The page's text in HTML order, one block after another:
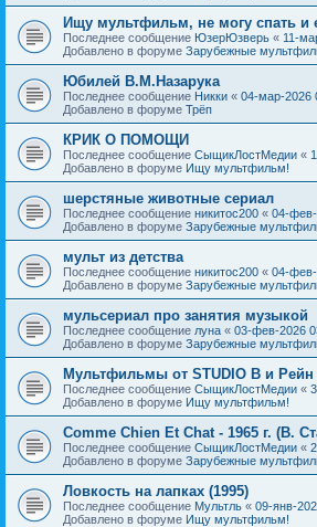
Ищу мультфильм, не могу спать и
Последнее сообщение ЮзерЮзверь « 11-
Добавлено в форуме Зарубежные
Юбилей В.М.Назарука
Последнее сообщение Никки « 04-мар-2026
Добавлено в форуме Трёп
КРИК О ПОМОЩИ
Последнее сообщение СыщикЛостМедии «
Добавлено в форуме Ищу мультфильм!
шерстяные животные сериал
Последнее сообщение никитос200 « 04-
Добавлено в форуме Зарубежные
мульт из детства
Последнее сообщение никитос200 « 04-
Добавлено в форуме Зарубежные
мульсериал про занятия музыкой
Последнее сообщение луна « 03-фев-2026
Добавлено в форуме Зарубежные
Мультфильмы от STUDIO B и Рейн
Последнее сообщение СыщикЛостМедии «
Добавлено в форуме Ищу мультфильм!
Comme Chien Et Chat - 1965 г. (В.
Последнее сообщение СыщикЛостМедии «
Добавлено в форуме Зарубежные
Ловкость на лапках (1995)
Последнее сообщение Мультль « 09-янв-
Добавлено в форуме Ищу мультфильм!